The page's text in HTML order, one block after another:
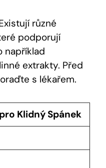
různé
podporují
například
extrakty. Před
s lékařem.
Klidný Spánek